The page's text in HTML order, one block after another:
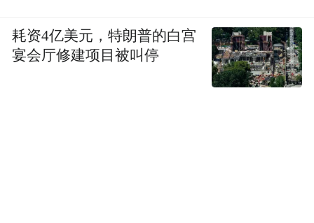
耗资4亿美元，特朗普的白宫
宴会厅修建项目被叫停